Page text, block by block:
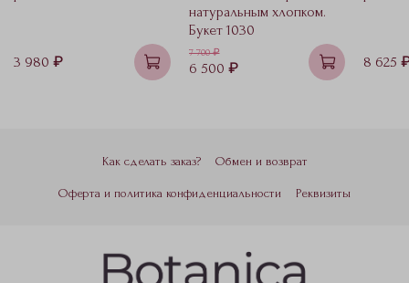
3 980 ₽
натуральным хлопком.
Букет 1030
7 700 ₽
6 500 ₽ 8 625
Как сделать заказ? Обмен и возврат
Оферта и политика конфиденциальности Реквизиты